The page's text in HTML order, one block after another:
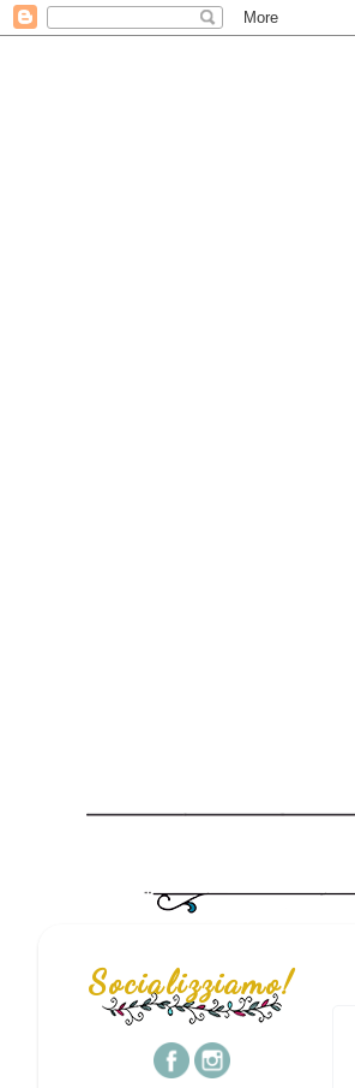
Socializziamo!